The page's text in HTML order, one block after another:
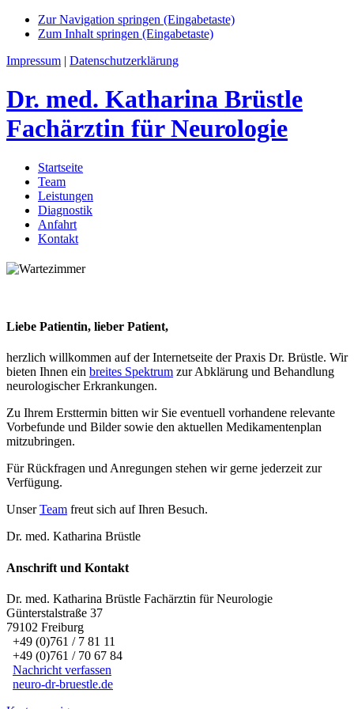
Zur Navigation springen (Eingabetaste)
Zum Inhalt springen (Eingabetaste)
Impressum | Datenschutzerklärung
Dr. med. Katharina Brüstle
Fachärztin für Neurologie
Startseite
Team
Leistungen
Diagnostik
Anfahrt
Kontakt
Liebe Patientin, lieber Patient,
herzlich willkommen auf der Internetseite der Praxis Dr. Brüstle. Wir
bieten Ihnen ein breites Spektrum zur Abklärung und Behandlung
neurologischer Erkrankungen.
Zu Ihrem Ersttermin bitten wir Sie eventuell vorhandene relevante
Vorbefunde und Bilder sowie den aktuellen Medikamentenplan
mitzubringen.
Für Rückfragen und Anregungen stehen wir gerne jederzeit zur
Verfügung.
UnserTeam freut sich auf Ihren Besuch.
Dr. med. Katharina Brüstle
Anschrift und Kontakt
Dr. med. Katharina Brüstle Fachärztin für Neurologie
Günterstalstraße 37
79102 Freiburg
+49 (0)761 / 7 81 11
+49 (0)761 / 70 67 84
Nachricht verfassen
neuro-dr-bruestle.de